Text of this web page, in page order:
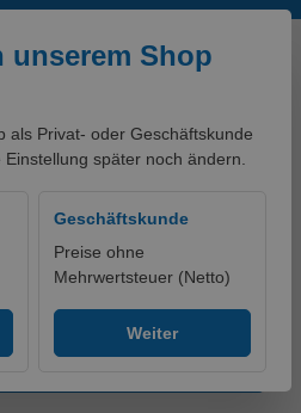
Shop
als Privat- oder Geschäftskunde
später noch ändern.
Geschäftskunde
Preise ohne
Mehrwertsteuer (Netto)
Weiter